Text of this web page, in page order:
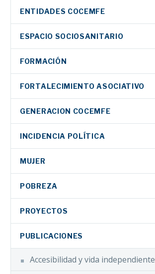
ENTIDADES COCEMFE
ESPACIO SOCIOSANITARIO
FORMACIÓN
FORTALECIMIENTO ASOCIATIVO
GENERACION COCEMFE
INCIDENCIA POLÍTICA
MUJER
POBREZA
PROYECTOS
PUBLICACIONES
Accesibilidad y vida independiente